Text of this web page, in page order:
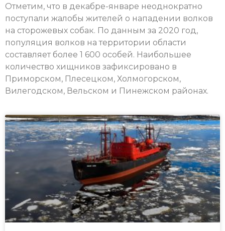
Отметим, что в декабре-январе неоднократно
поступали жалобы жителей о нападении волков
на сторожевых собак. По данным за 2020 год,
популяция волков на территории области
составляет более 1 600 особей. Наибольшее
количество хищников зафиксировано в
Приморском, Плесецком, Холмогорском,
Вилегодском, Вельском и Пинежском районах.